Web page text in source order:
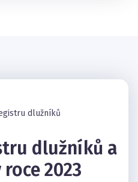
dlužníků
dlužníků a
2023